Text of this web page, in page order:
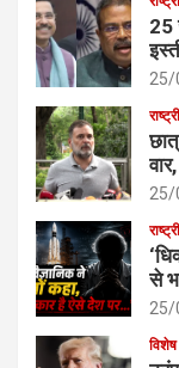
25
25/
25/
से
25/
विशेष